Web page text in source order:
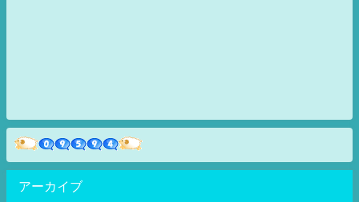
アーカイブ